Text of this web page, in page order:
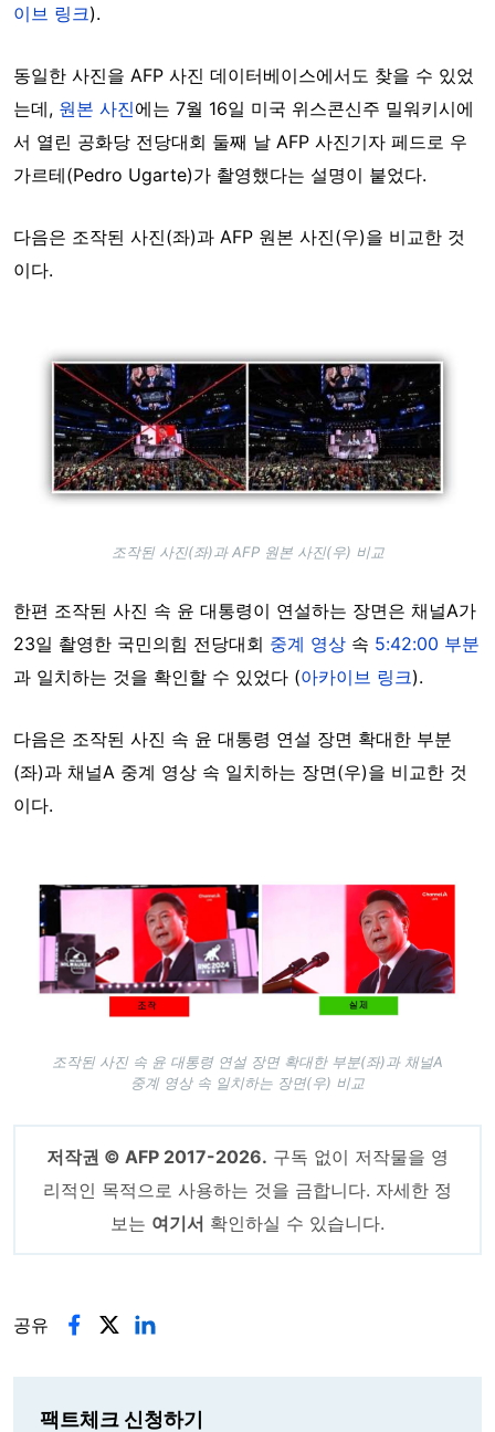
이브 링크).
동일한 사진을 AFP 사진 데이터베이스에서도 찾을 수 있었
는데, 원본 사진에는 7월 16일 미국 위스콘신주 밀워키시에
서 열린 공화당 전당대회 둘째 날 AFP 사진기자 페드로 우
가르테(Pedro Ugarte)가 촬영했다는 설명이 붙었다.
다음은 조작된 사진(좌)과 AFP 원본 사진(우)을 비교한 것
이다.
Image
조작된 사진(좌)과 AFP 원본 사진(우) 비교
한편 조작된 사진 속 윤 대통령이 연설하는 장면은 채널A가
23일 촬영한 국민의힘 전당대회 중계 영상 속 5:42:00 부분
과 일치하는 것을 확인할 수 있었다 (아카이브 링크).
다음은 조작된 사진 속 윤 대통령 연설 장면 확대한 부분
(좌)과 채널A 중계 영상 속 일치하는 장면(우)을 비교한 것
이다.
Image
조작된 사진 속 윤 대통령 연설 장면 확대한 부분(좌)과 채널A
중계 영상 속 일치하는 장면(우) 비교
저작권 © AFP 2017-2026. 구독 없이 저작물을 영
리적인 목적으로 사용하는 것을 금합니다. 자세한 정
보는 여기서 확인하실 수 있습니다.
공유
팩트체크 신청하기